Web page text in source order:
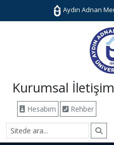
Aydın Adnan
Kurumsal
Hesabım Rehber